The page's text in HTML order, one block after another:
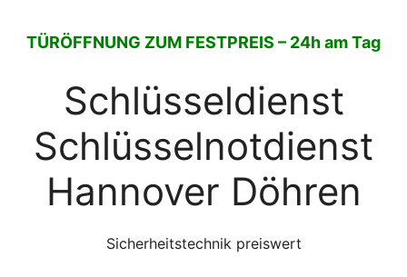
TÜRÖFFNUNG ZUM FESTPREIS – 24h am Tag
Schlüsseldienst
Schlüsselnotdienst
Hannover Döhren
Sicherheitstechnik preiswert